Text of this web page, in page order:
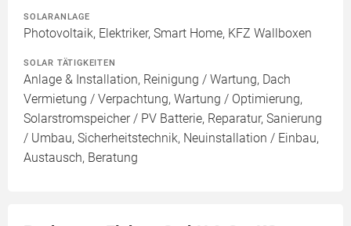
SOLARANLAGE
Photovoltaik, Elektriker, Smart Home, KFZ Wallboxen
SOLAR TÄTIGKEITEN
Anlage & Installation, Reinigung / Wartung, Dach
Vermietung / Verpachtung, Wartung / Optimierung,
Solarstromspeicher / PV Batterie, Reparatur, Sanierung
/ Umbau, Sicherheitstechnik, Neuinstallation / Einbau,
Austausch, Beratung